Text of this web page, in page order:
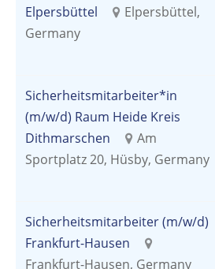
Elpersbüttel
Elpersbüttel,
Germany
Sicherheitsmitarbeiter*in
(m/w/d) Raum Heide Kreis
Dithmarschen
Am
Sportplatz 20, Hüsby, Germany
Sicherheitsmitarbeiter (m/w/d)
Frankfurt-Hausen
Frankfurt-Hausen, Germany